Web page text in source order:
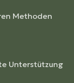
Methoden
Unterstützung